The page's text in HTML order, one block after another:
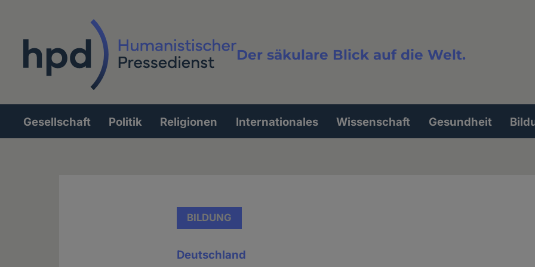
Der säkulare Blick auf die Welt.
Volltextsuche
Hauptnavigation
Gesellschaft Politik Religionen Internationales Wissenschaft Gesundheit
BILDUNG
Deutschland